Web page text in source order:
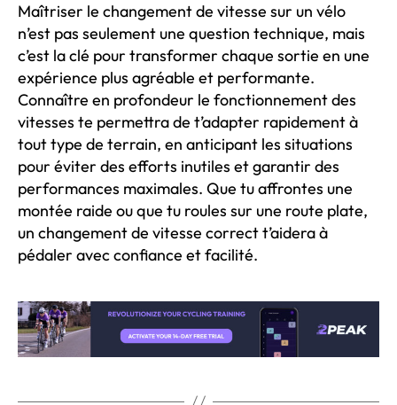
Maîtriser le changement de vitesse sur un vélo
n’est pas seulement une question technique, mais
c’est la clé pour transformer chaque sortie en une
expérience plus agréable et performante.
Connaître en profondeur le fonctionnement des
vitesses te permettra de t’adapter rapidement à
tout type de terrain, en anticipant les situations
pour éviter des efforts inutiles et garantir des
performances maximales. Que tu affrontes une
montée raide ou que tu roules sur une route plate,
un changement de vitesse correct t’aidera à
pédaler avec confiance et facilité.